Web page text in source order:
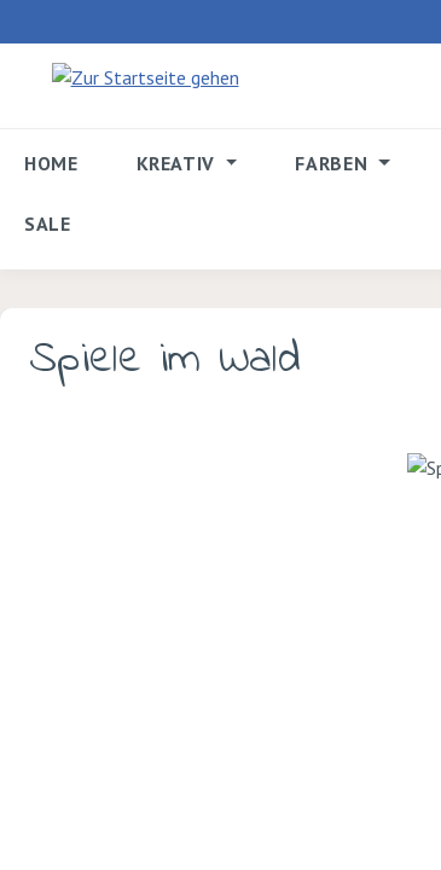
HOME KREATIV FARBEN
SALE
Spiele im Wald